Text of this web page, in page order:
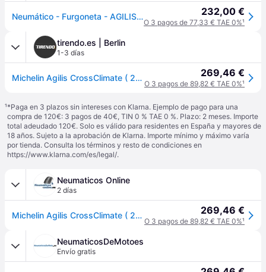
Neumático - Furgoneta - AGILIS CROSSCLIMATE - Michelin - 225-75-16-118/116-R 232,00 €
O 3 pagos de 77,33 € TAE 0%¹
tirendo.es | Berlin
1-3 días
Michelin Agilis CrossClimate ( 225/75 R16C 118/116R 10PR EV Suitable ) - negro 269,46 €
O 3 pagos de 89,82 € TAE 0%¹
¹*Paga en 3 plazos sin intereses con Klarna. Ejemplo de pago para una
compra de 120€: 3 pagos de 40€, TIN 0 % TAE 0 %. Plazo: 2 meses. Importe
total adeudado 120€. Solo es válido para residentes en España y mayores de
18 años. Sujeto a la aprobación de Klarna. Importe mínimo y máximo varía
por tienda. Consulta los términos y resto de condiciones en
https://www.klarna.com/es/legal/.
Neumaticos Online
2 días
Michelin Agilis CrossClimate ( 225/75 R16C 118/116R 10PR EV Suitable ) 269,46 €
O 3 pagos de 89,82 € TAE 0%¹
NeumaticosDeMotoes
Envío gratis